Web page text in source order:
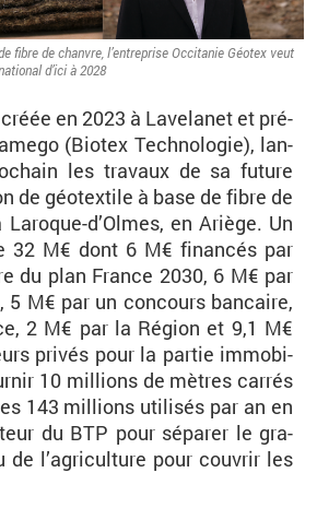
fibre de chanvre, l’en­tre­prise Oc­ci­ta­nie Géo­tex veut
d’ici à 2028
en 2023 à La­ve­la­net et pré­
(Bio­tex Tech­no­lo­gie), lan­
les tra­vaux de sa fu­ture
de géo­tex­tile à base de fibre de
d’Olmes, en Ariège. Un
32 M€ dont 6 M€ fi­nan­cés par
du plan France 2030, 6 M€ par
5 M€ par un concours ban­caire,
2 M€ par la Ré­gion et 9,1 M€
pri­vés pour la par­tie im­mo­bi­
10 mil­lions de mètres car­rés
143 mil­lions uti­li­sés par an en
du BTP pour sé­pa­rer le gra­
de l’agri­cul­ture pour cou­vrir les